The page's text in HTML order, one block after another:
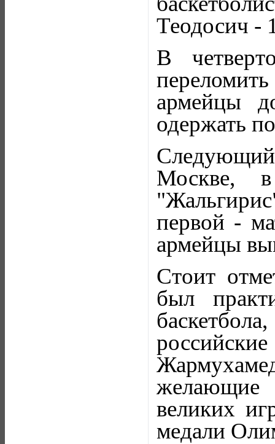
Теодосич -
В
армейцы
одержать
Москве,
первой -
армейцы
Стоит
был
желающие
великих
медали